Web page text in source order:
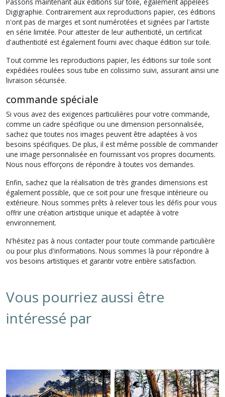
Digigraphie. Contrairement aux reproductions papier, ces éditions
n'ont pas de marges et sont numérotées et signées par l'artiste
en série limitée. Pour attester de leur authenticité, un certificat
d'authenticité est également fourni avec chaque édition sur toile.
Tout comme les reproductions papier, les éditions sur toile sont
expédiées roulées sous tube en colissimo suivi, assurant ainsi une
livraison sécurisée.
commande spéciale
Si vous avez des exigences particulières pour votre commande,
comme un cadre spécifique ou une dimension personnalisée,
sachez que toutes nos images peuvent être adaptées à vos
besoins spécifiques. De plus, il est même possible de commander
une image personnalisée en fournissant vos propres documents.
Nous nous efforçons de répondre à toutes vos demandes.
Enfin, sachez que la réalisation de très grandes dimensions est
également possible, que ce soit pour une fresque intérieure ou
extérieure. Nous sommes prêts à relever tous les défis pour vous
offrir une création artistique unique et adaptée à votre
environnement.
N'hésitez pas à nous contacter pour toute commande particulière
ou pour plus d'informations. Nous sommes là pour répondre à
vos besoins artistiques et garantir votre entière satisfaction.
Vous pourriez aussi être
intéressé par